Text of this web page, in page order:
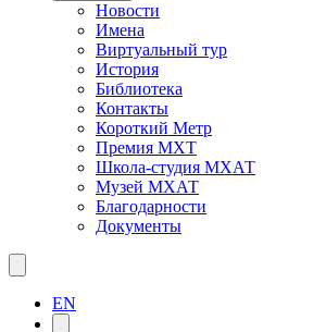
Новости
Имена
Виртуальный тур
История
Библиотека
Контакты
Короткий Метр
Премия МХТ
Школа-студия МХАТ
Музей МХАТ
Благодарности
Документы
EN